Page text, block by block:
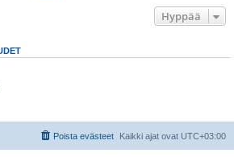
Hyppää
Kaikki ajat ovat UTC+03:00
Poista evästeet